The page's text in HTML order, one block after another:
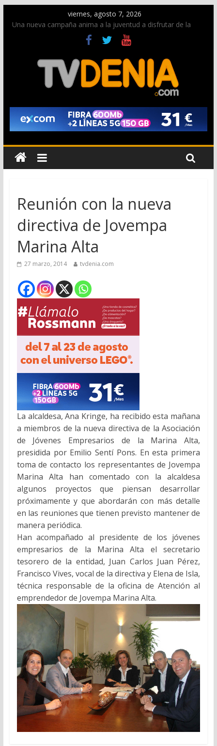
viernes, agosto 7, 2026
Una nueva campaña anima a la juventud a disfrutar de la
Paco Adsuar dona al Arxiu de Dénia más de 50.000 imágenes
de la memoria visual de la ciudad
La Entraeta Festera llena de ambiente la calle Marqués de
Campo con la recepción a la Capitanía Cristiana
El XII Festival de Jazz de Dénia reunirá durante agosto a
figuras nacionales e internacionales en los Jardins de
Torrecremada
Los Moros y Cristianos 2026 reciben las llaves de la ciudad y
dan inicio a las fiestas en Dénia
Reunión con la nueva
directiva de Jovempa
Marina Alta
27 marzo, 2014 tvdenia.com
La alcaldesa, Ana Kringe, ha recibido esta mañana
a miembros de la nueva directiva de la Asociación
de Jóvenes Empresarios de la Marina Alta,
presidida por Emilio Sentí Pons. En esta primera
toma de contacto los representantes de Jovempa
Marina Alta han comentado con la alcaldesa
algunos proyectos que piensan desarrollar
próximamente y que abordarán con más detalle
en las reuniones que tienen previsto mantener de
manera periódica.
Han acompañado al presidente de los jóvenes
empresarios de la Marina Alta el secretario
tesorero de la entidad, Juan Carlos Juan Pérez,
Francisco Vives, vocal de la directiva y Elena de Isla,
técnica responsable de la oficina de Atención al
emprendedor de Jovempa Marina Alta.